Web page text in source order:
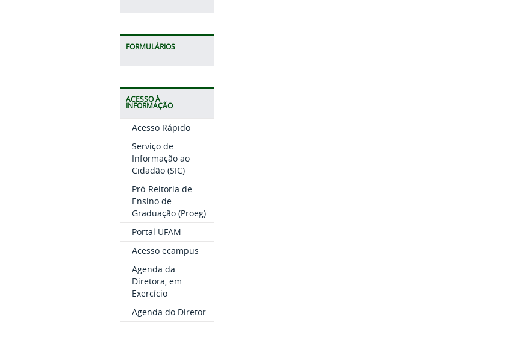
FORMULÁRIOS
ACESSO À
INFORMAÇÃO
Acesso Rápido
Serviço de
Informação ao
Cidadão (SIC)
Pró-Reitoria de
Ensino de
Graduação (Proeg)
Portal UFAM
Acesso ecampus
Agenda da
Diretora, em
Exercício
Agenda do Diretor